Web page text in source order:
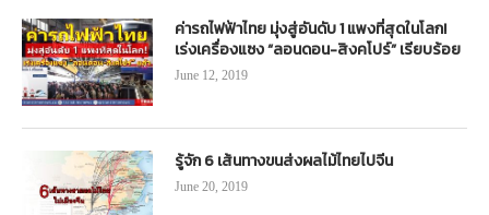
ค่ารถไฟฟ้าไทย มุ่งสู่อันดับ 1 แพงที่สุดในโลก!
เร่งเครื่องแซง “ลอนดอน-สิงคโปร์” เรียบร้อย
June 12, 2019
รู้จัก 6 เส้นทางขนส่งผลไม้ไทยไปจีน
June 20, 2019